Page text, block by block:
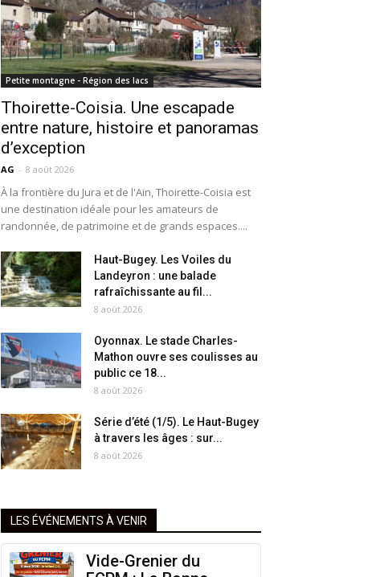
Petite montagne - Région des lacs
Thoirette-Coisia. Une escapade
entre nature, histoire et panoramas
d’exception
AG - 8 août 2026
À la frontière du Jura et de l'Ain, Thoirette-Coisia est
une destination idéale pour les amateurs de
randonnée, de patrimoine et de grands espaces....
Haut-Bugey. Les Voiles du
Landeyron : une balade
rafraîchissante au fil...
8 août 2026
Oyonnax. Le stade Charles-
Mathon ouvre ses coulisses au
public ce 18...
8 août 2026
Série d’été (1/5). Le Haut-Bugey
à travers les âges : sur...
8 août 2026
LES ÉVÉNEMENTS À VENIR
Vide-Grenier du